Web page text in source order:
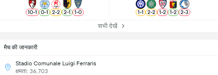
मैच की जानकारी
Stadio Comunale Luigi Ferraris
क्षमता: 36,703
10-1 0-1 2-2 2-1 1-0 1-1 2-2 1-2 1-2 2-3
सभी देखें